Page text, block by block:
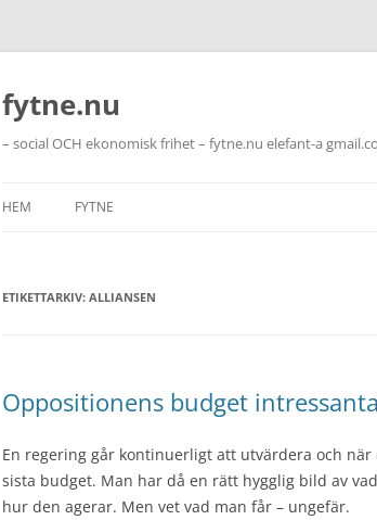
Hoppa
innehåll
fytne.nu
– social OCH ekonomisk frihet – fytne.nu elefant-a
HEM FYTNE
ETIKETTARKIV: ALLIANSEN
Oppositionens budget
En regering går kontinuerligt att utvärdera och
sista budget. Man har då en rätt hygglig bild av
hur den agerar. Men vet vad man får – ungefär.